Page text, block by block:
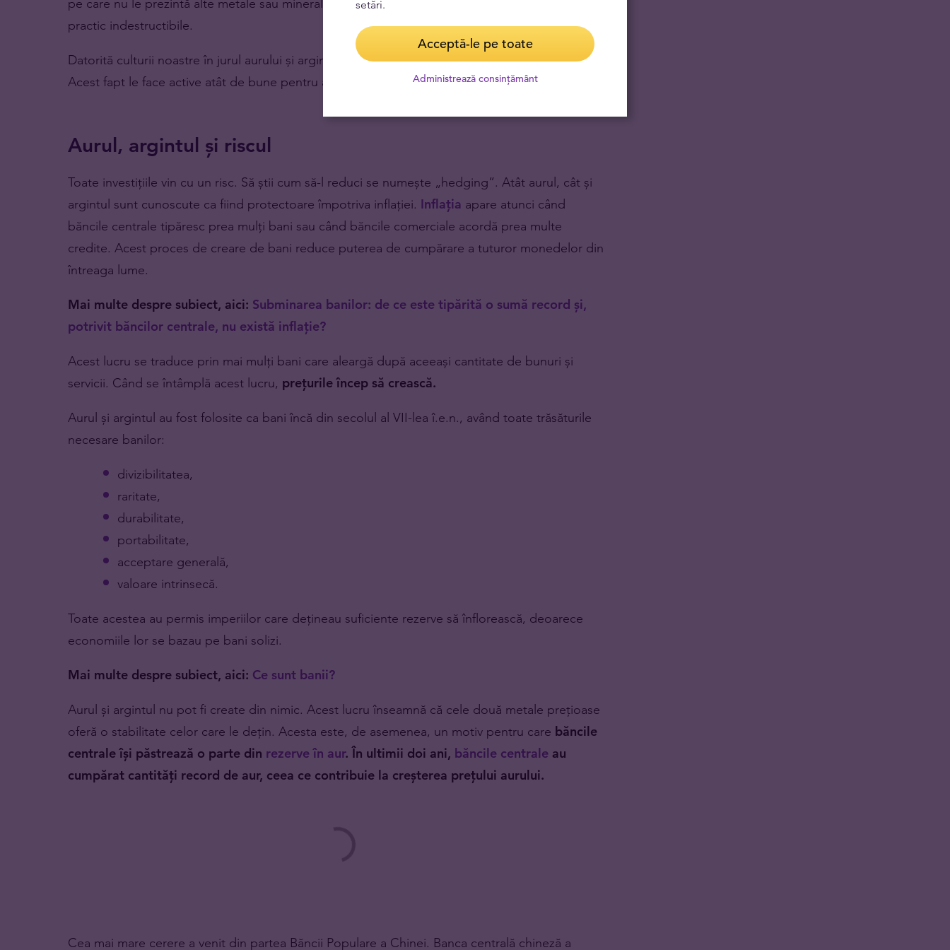
practic indestructibile.
Datorită culturii noastre în jurul aurului și argintului, avem deja o înțelegere a acestor metale.
Acest fapt le face active atât de bune pentru a ne proteja împotriva riscurilor.
Aurul, argintul și riscul
Toate investițiile vin cu un risc. Să știi cum să-l reduci se numește „hedging”. Atât aurul, cât și
argintul sunt cunoscute ca fiind protectoare împotriva inflației. Inflația apare atunci când
băncile centrale tipăresc prea mulți bani sau când băncile comerciale acordă prea multe
credite. Acest proces de creare de bani reduce puterea de cumpărare a tuturor monedelor din
întreaga lume.
Mai multe despre subiect, aici: Subminarea banilor: de ce este tipărită o sumă record și,
potrivit băncilor centrale, nu există inflație?
Acest lucru se traduce prin mai mulți bani care aleargă după aceeași cantitate de bunuri și
servicii. Când se întâmplă acest lucru, prețurile încep să crească.
Aurul și argintul au fost folosite ca bani încă din secolul al VII-lea î.e.n., având toate trăsăturile
necesare banilor:
divizibilitatea,
raritate,
durabilitate,
portabilitate,
acceptare generală,
valoare intrinsecă.
Toate acestea au permis imperiilor care dețineau suficiente rezerve să înflorească, deoarece
economiile lor se bazau pe bani solizi.
Mai multe despre subiect, aici: Ce sunt banii?
Aurul și argintul nu pot fi create din nimic. Acest lucru înseamnă că cele două metale prețioase
oferă o stabilitate celor care le dețin. Acesta este, de asemenea, un motiv pentru care băncile
centrale își păstrează o parte din rezerve în aur. În ultimii doi ani, băncile centrale au
cumpărat cantități record de aur, ceea ce contribuie la creșterea prețului aurului.
Cea mai mare cerere a venit din partea Băncii Populare a Chinei. Banca centrală chineză a
setări.
Acceptă-le pe toate
Administrează consințământ